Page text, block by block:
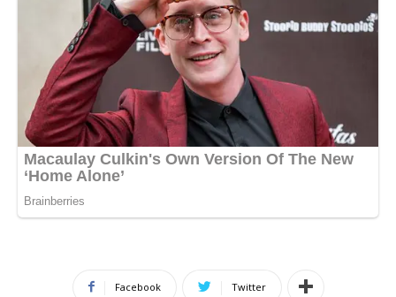
Facebook Twitter